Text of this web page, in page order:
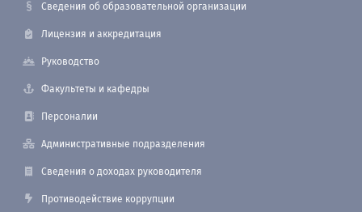
Сведения об образовательной организации
Лицензия и аккредитация
Руководство
Факультеты и кафедры
Персоналии
Административные подразделения
Сведения о доходах руководителя
Противодействие коррупции